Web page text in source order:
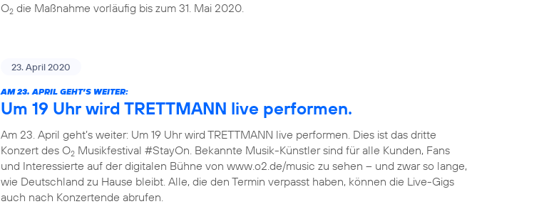
O2 die Maßnahme vorläufig bis zum 31. Mai 2020.
23. April 2020
AM 23. APRIL GEHT’S WEITER:
Um 19 Uhr wird TRETTMANN live performen.
Am 23. April geht’s weiter: Um 19 Uhr wird TRETTMANN live performen. Dies ist das dritte
Konzert des O2 Musikfestival #StayOn. Bekannte Musik-Künstler sind für alle Kunden, Fans
und Interessierte auf der digitalen Bühne von www.o2.de/music zu sehen – und zwar so lange,
wie Deutschland zu Hause bleibt. Alle, die den Termin verpasst haben, können die Live-Gigs
auch nach Konzertende abrufen.